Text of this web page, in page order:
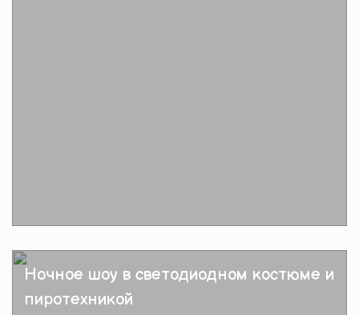
Подробнее
Ночное шоу в светодиодном костюме и
пиротехникой